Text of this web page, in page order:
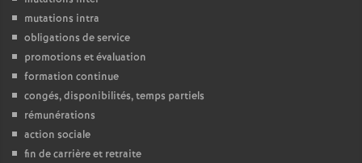
mutations intra
obligations de service
promotions et évaluation
formation continue
congés, disponibilités, temps partiels
rémunérations
action sociale
fin de carrière et retraite